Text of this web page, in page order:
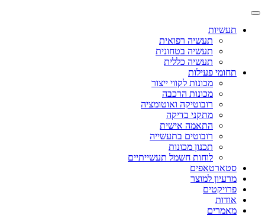
תעשיות
תעשיה רפואית
תעשיה בטחונית
תעשיה כללית
תחומי פעילות
מכונות לקווי ייצור
מכונות הרכבה
רובוטיקה ואוטומציה
מתקני בדיקה
התאמה אישית
רובוטים בתעשייה
תכנון מכונות
לוחות חשמל תעשייתיים
סטארטאפים
מרעיון למוצר
פרויקטים
אודות
מאמרים